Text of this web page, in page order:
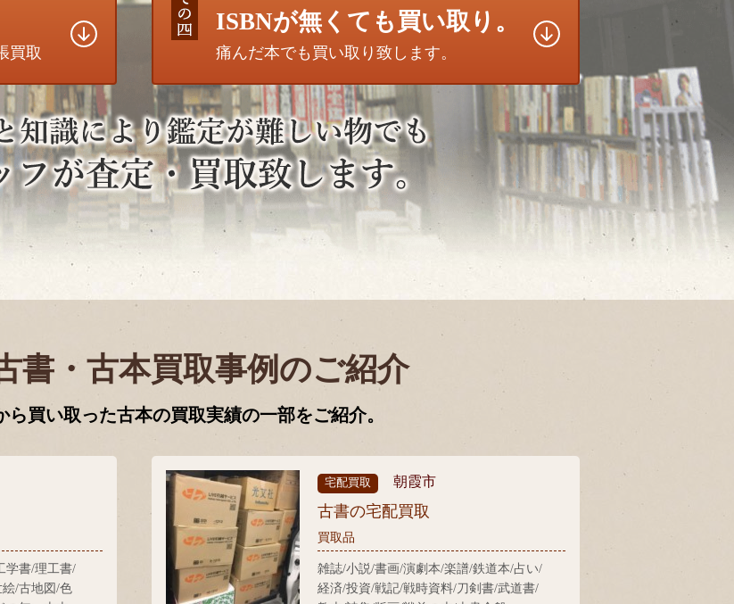
買取
ISBNが無くても買い取り。
痛んだ本でも買い取り致します。
書・古本買取事例のご紹介
ら買い取った古本の買取実績の一部をご紹介。
学書/理工書/
/古地図/色
宅配買取 朝霞市
古書の宅配買取
買取品
雑誌/小説/書画/演劇本/楽譜/鉄道本/占い/
経済/投資/戦記/戦時資料/刀剣書/武道書/